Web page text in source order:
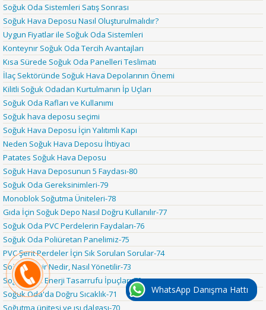
Soğuk Oda Sistemleri Satış Sonrası
Soğuk Hava Deposu Nasıl Oluşturulmalıdır?
Uygun Fiyatlar ile Soğuk Oda Sistemleri
Konteynır Soğuk Oda Tercih Avantajları
Kısa Sürede Soğuk Oda Panelleri Teslimatı
İlaç Sektöründe Soğuk Hava Depolarının Önemi
Kilitli Soğuk Odadan Kurtulmanın İp Uçları
Soğuk Oda Rafları ve Kullanımı
Soğuk hava deposu seçimi
Soğuk Hava Deposu İçin Yalıtımlı Kapı
Neden Soğuk Hava Deposu İhtiyacı
Patates Soğuk Hava Deposu
Soğuk Hava Deposunun 5 Faydası-80
Soğuk Oda Gereksinimleri-79
Monoblok Soğutma Üniteleri-78
Gıda İçin Soğuk Depo Nasıl Doğru Kullanılır-77
Soğuk Oda PVC Perdelerin Faydaları-76
Soğuk Oda Poliüretan Panelimiz-75
PVC Şerit Perdeler İçin Sık Sorulan Sorular-74
Soğuk Zincir Nedir, Nasıl Yönetilir-73
Soğuk Oda Enerji Tasarrufu İpuçları-72
Soğuk Oda'da Doğru Sıcaklık-71
Soğutma ünitesi ve ısı dalgası-70
WhatsApp Danışma Hattı